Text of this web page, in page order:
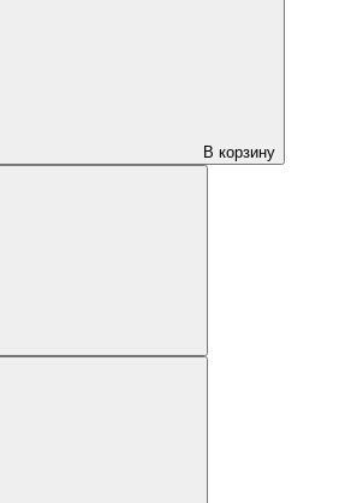
В корзину